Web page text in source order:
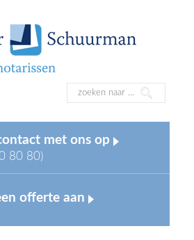
met ons op
80 80)
offerte aan